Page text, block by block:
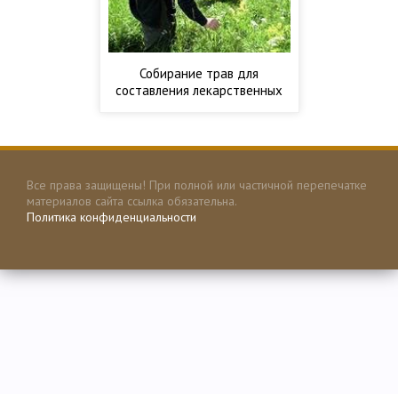
Собирание трав для
составления лекарственных
Все права защищены! При полной или частичной перепечатке
материалов сайта ссылка обязательна.
Политика конфиденциальности